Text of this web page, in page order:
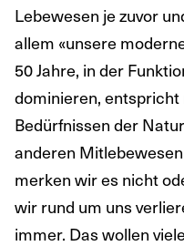
Lebewesen je zuvor
allem «unsere
50 Jahre, in der
dominieren,
Bedürfnissen der
anderen
merken wir es nicht
wir rund um uns
immer. Das wollen